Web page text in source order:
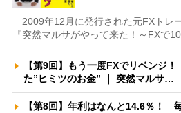
2009年12月に発行された元FXトレ
『突然マルサがやって来た！～FXで
【第9回】もう一度FXでリベンジ
た”ヒミツのお金” ｜ 突然マルサ…
【第8回】年利はなんと14.6％！